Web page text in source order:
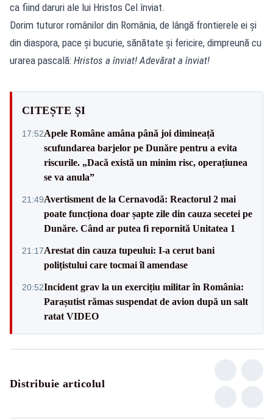
ca fiind daruri ale lui Hristos Cel înviat.
Dorim tuturor românilor din România, de lângă frontierele ei şi
din diaspora, pace şi bucurie, sănătate şi fericire, dimpreună cu
urarea pascală: Hristos a înviat! Adevărat a înviat!
CITEȘTE ȘI
17:52Apele Române amâna până joi dimineață
scufundarea barjelor pe Dunăre pentru a evita
riscurile. „Dacă există un minim risc, operațiunea
se va anula”
21:49Avertisment de la Cernavodă: Reactorul 2 mai
poate funcționa doar șapte zile din cauza secetei pe
Dunăre. Când ar putea fi repornită Unitatea 1
21:17Arestat din cauza tupeului: I-a cerut bani
polițistului care tocmai îl amendase
20:52Incident grav la un exercițiu militar în România:
Parașutist rămas suspendat de avion după un salt
ratat VIDEO
Distribuie articolul